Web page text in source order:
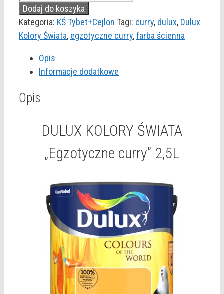
DULUX
KOLORY
ŚWIATA
curry"
2,5L
Dodaj do koszyka
Kategoria: KŚ Tybet+Cejlon Tagi: curry, dulux, Dulux
Kolory Świata, egzotyczne curry,farba ścienna
Opis
Informacje dodatkowe
Opis
DULUX KOLORY ŚWIATA
„Egzotyczne curry” 2,5L